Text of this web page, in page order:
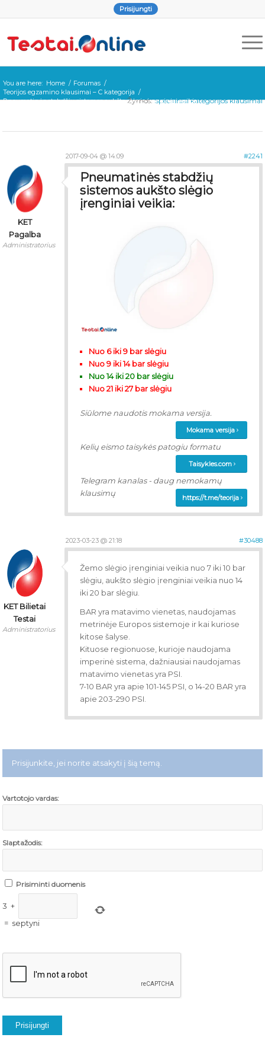
Prisijungti
You are here: Home / Forumas /
Teorijos egzamino klausimai – C kategorija /
Pneumatinės stabdžių sistemos aukšto slėgio įrenginiai veikia:
Žymos:Specifiniai kategorijos klausimai
2017-09-04 @ 14:09 #2241
KET
Pagalba
Administratorius
Pneumatinės stabdžių
sistemos aukšto slėgio
įrenginiai veikia:
Nuo 6 iki 9 bar slėgiu
Nuo 9 iki 14 bar slėgiu
Nuo 14 iki 20 bar slėgiu
Nuo 21 iki 27 bar slėgiu
Siūlome naudotis mokama versija.
Mokama versija
Kelių eismo taisykės patogiu formatu
Taisykles.com
Telegram kanalas - daug nemokamų
klausimų
https://t.me/teorija
2023-03-23 @ 21:18 #30488
KET Bilietai
Testai
Administratorius
Žemo slėgio įrenginiai veikia nuo 7 iki 10 bar
slėgiu, aukšto slėgio įrenginiai veikia nuo 14
iki 20 bar slėgiu.
BAR yra matavimo vienetas, naudojamas
metrinėje Europos sistemoje ir kai kuriose
kitose šalyse.
Kituose regionuose, kurioje naudojama
imperinė sistema, dažniausiai naudojamas
matavimo vienetas yra PSI.
7-10 BAR yra apie 101-145 PSI, o 14-20 BAR yra
apie 203-290 PSI.
Prisijunkite, jei norite atsakyti į šią temą.
Vartotojo vardas:
Slaptažodis:
Prisiminti duomenis
3 +
= septyni
Prisijungti